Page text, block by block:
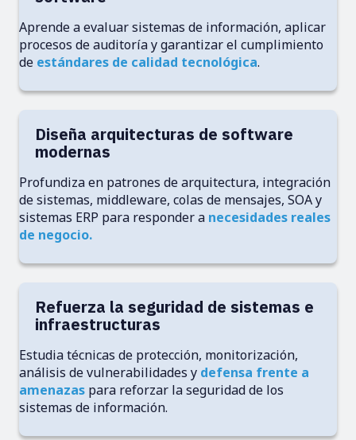
Aprende a evaluar sistemas de información, aplicar
procesos de auditoría y garantizar el cumplimiento
de estándares de calidad tecnológica.
Diseña arquitecturas de software
modernas
Profundiza en patrones de arquitectura, integración
de sistemas, middleware, colas de mensajes, SOA y
sistemas ERP para responder a necesidades reales
de negocio.
Refuerza la seguridad de sistemas e
infraestructuras
Estudia técnicas de protección, monitorización,
análisis de vulnerabilidades y defensa frente a
amenazas para reforzar la seguridad de los
sistemas de información.